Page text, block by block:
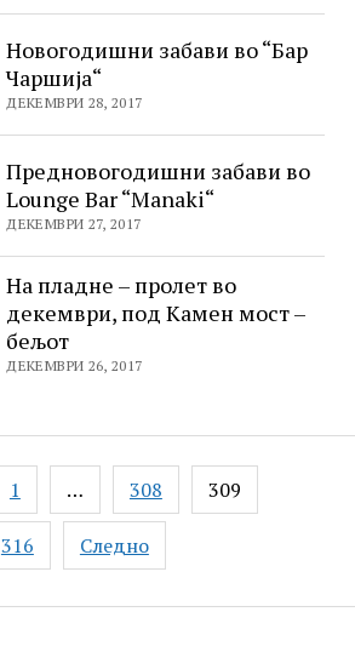
Новогодишни забави во “Бар
Чаршија“
ДЕКЕМВРИ 28, 2017
Предновогодишни забави во
Lounge Bar “Manaki“
ДЕКЕМВРИ 27, 2017
На пладне – пролет во
декември, под Камен мост –
бељот
ДЕКЕМВРИ 26, 2017
1 … 308 309
316 Следно